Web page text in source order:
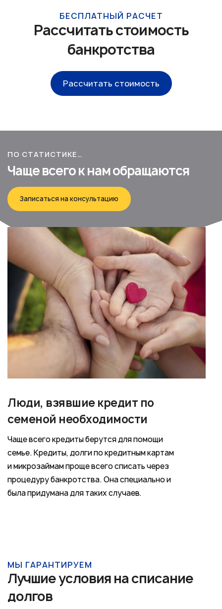
БЕСПЛАТНЫЙ РАСЧЕТ
Рассчитать стоимость
банкротства
Рассчитать стоимость
ПО СТАТИСТИКЕ…
Чаще всего к нам обращаются
Записаться на консультацию
Люди, взявшие кредит по
семеной необходимости
Чаще всего кредиты берутся для помощи
семье. Кредиты, долги по кредитным картам
и микрозаймам проще всего списать через
процедуру банкротства. Она специально и
была придумана для таких случаев.
МЫ ГАРАНТИРУЕМ
Лучшие условия на списание
долгов